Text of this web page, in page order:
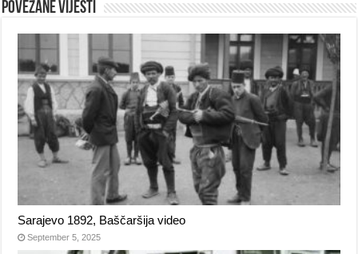
Povezane vijesti
Sarajevo 1892, Baščaršija video
September 5, 2025